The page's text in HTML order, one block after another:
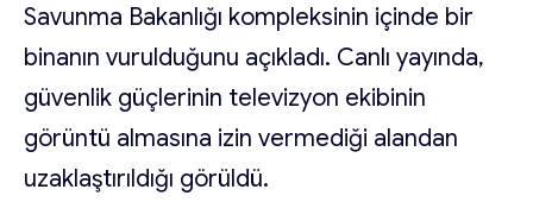
Savunma Bakanlığı kompleksinin içinde bir
binanın vurulduğunu açıkladı. Canlı yayında,
güvenlik güçlerinin televizyon ekibinin
görüntü almasına izin vermediği alandan
uzaklaştırıldığı görüldü.